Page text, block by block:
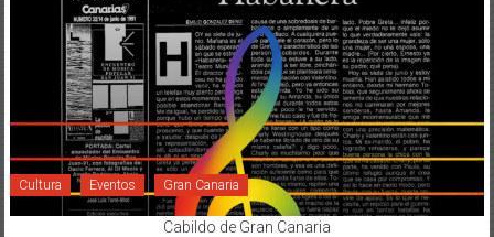
Cultura Eventos Gran Canaria
Cabildo de Gran Canaria